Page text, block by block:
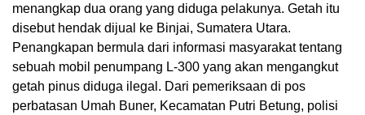
menangkap dua orang yang diduga pelakunya. Getah itu
disebut hendak dijual ke Binjai, Sumatera Utara.
Penangkapan bermula dari informasi masyarakat tentang
sebuah mobil penumpang L-300 yang akan mengangkut
getah pinus diduga ilegal. Dari pemeriksaan di pos
perbatasan Umah Buner, Kecamatan Putri Betung, polisi